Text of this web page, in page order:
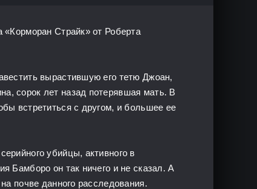
«Корморан Страйк» от Роберта
вырастившую его тетю Джоан,
сорок лет назад потерявшая мать. В
встретиться с другом, и большее ее
убийцы, активного в
Бамборо он так ничего и не сказал. А
почве данного расследования.